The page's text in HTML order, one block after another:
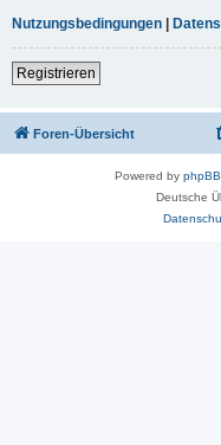
Nutzungsbedingungen |
Registrieren
Foren-Übersicht
Powered by phpBB
Deutsche